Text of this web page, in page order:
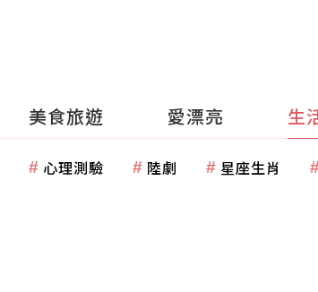
美食旅遊 愛漂亮 生
心理測驗 陸劇 星座生肖